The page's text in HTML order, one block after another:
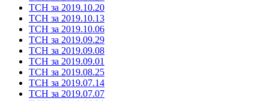
ТСН за 2019.10.20
ТСН за 2019.10.13
ТСН за 2019.10.06
ТСН за 2019.09.29
ТСН за 2019.09.08
ТСН за 2019.09.01
ТСН за 2019.08.25
ТСН за 2019.07.14
ТСН за 2019.07.07